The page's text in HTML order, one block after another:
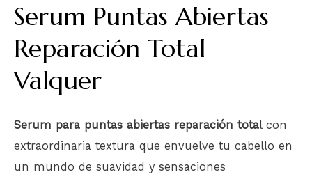
Serum Puntas Abiertas
Reparación Total
Valquer
Serum para puntas abiertas reparación total con
extraordinaria textura que envuelve tu cabello en
un mundo de suavidad y sensaciones